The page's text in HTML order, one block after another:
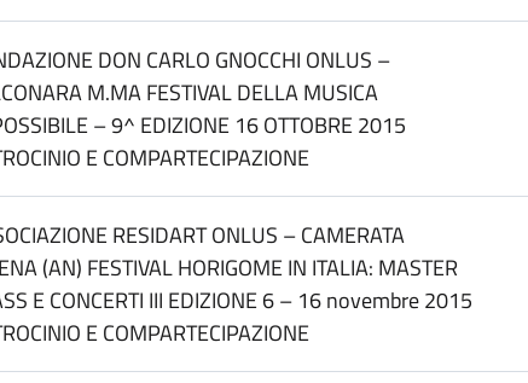
DON CARLO GNOCCHI ONLUS –
M.MA FESTIVAL DELLA MUSICA
– 9^ EDIZIONE 16 OTTOBRE 2015
E COMPARTECIPAZIONE
RESIDART ONLUS – CAMERATA
(AN) FESTIVAL HORIGOME IN ITALIA: MASTER
E CONCERTI III EDIZIONE 6 – 16 novembre 2015
E COMPARTECIPAZIONE